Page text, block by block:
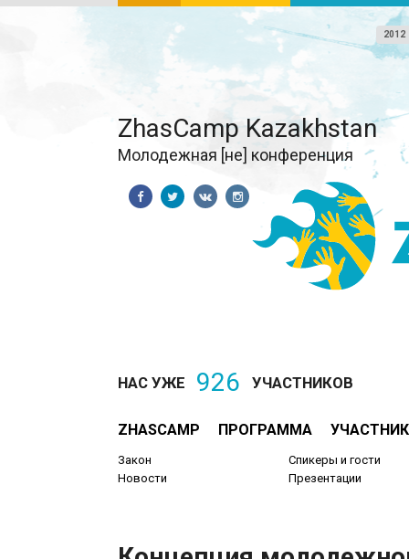
2012
ZhasCamp Kazakhstan
Молодежная [не] конференция
НАС УЖЕ 926 УЧАСТНИКОВ
ZHASCAMP ПРОГРАММА
Закон
Новости
Спикеры и гости
Презентации